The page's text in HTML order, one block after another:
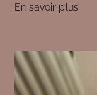
En savoir plus